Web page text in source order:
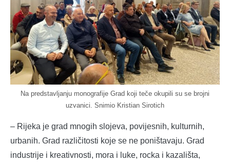
Na predstavljanju monografije Grad koji teče okupili su se brojni
uzvanici. Snimio Kristian Sirotich
– Rijeka je grad mnogih slojeva, povijesnih, kulturnih,
urbanih. Grad različitosti koje se ne poništavaju. Grad
industrije i kreativnosti, mora i luke, rocka i kazališta,